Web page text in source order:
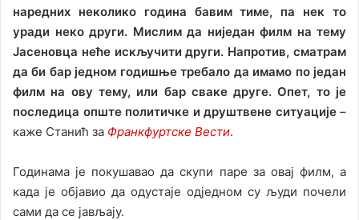
наредних неколико година бавим тиме, па нек то
уради неко други. Мислим да ниједан филм на тему
Јасеновца неће искључити други. Напротив, сматрам
да би бар једном годишње требало да имамо по један
филм на ову тему, или бар сваке друге. Опет, то је
последица опште политичке и друштвене ситуације–
каже Станић за Франкфуртске Вести.
Годинама је покушавао да скупи паре за овај филм, а
када је објавио да одустаје одједном су људи почели
сами да се јављају.